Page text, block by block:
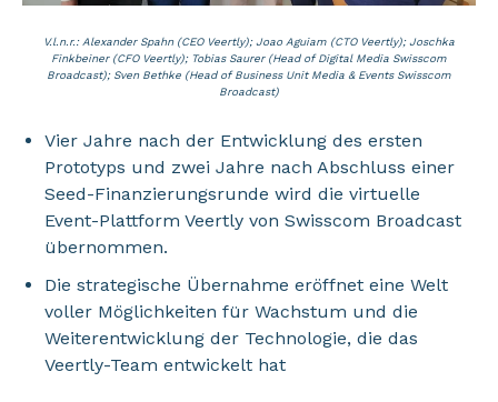
V.l.n.r.: Alexander Spahn (CEO Veertly); Joao Aguiam (CTO Veertly); Joschka
Finkbeiner (CFO Veertly); Tobias Saurer (Head of Digital Media Swisscom
Broadcast); Sven Bethke (Head of Business Unit Media & Events Swisscom
Broadcast)
Vier Jahre nach der Entwicklung des ersten
Prototyps und zwei Jahre nach Abschluss einer
Seed-Finanzierungsrunde wird die virtuelle
Event-Plattform Veertly von Swisscom Broadcast
übernommen.
Die strategische Übernahme eröffnet eine Welt
voller Möglichkeiten für Wachstum und die
Weiterentwicklung der Technologie, die das
Veertly-Team entwickelt hat